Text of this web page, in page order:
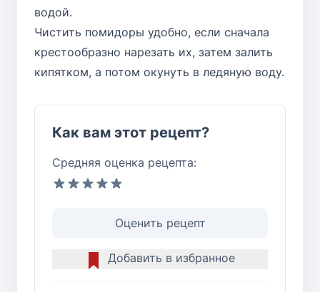
водой.
Чистить помидоры удобно, если сначала
крестообразно нарезать их, затем залить
кипятком, а потом окунуть в ледяную воду.
Как вам этот рецепт?
Средняя оценка рецепта:
Оценить рецепт
Добавить в избранное